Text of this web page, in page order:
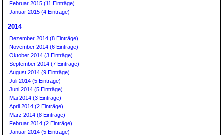
Februar 2015 (11 Einträge)
Januar 2015 (4 Einträge)
2014
Dezember 2014 (8 Einträge)
November 2014 (6 Einträge)
Oktober 2014 (3 Einträge)
September 2014 (7 Einträge)
August 2014 (9 Einträge)
Juli 2014 (5 Einträge)
Juni 2014 (5 Einträge)
Mai 2014 (3 Einträge)
April 2014 (2 Einträge)
März 2014 (8 Einträge)
Februar 2014 (2 Einträge)
Januar 2014 (5 Einträge)